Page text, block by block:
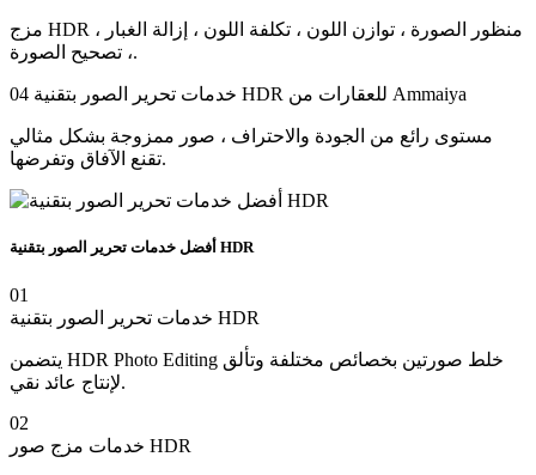
مزج HDR ، منظور الصورة ، توازن اللون ، تكلفة اللون ، إزالة الغبار
، تصحيح الصورة.
04 خدمات تحرير الصور بتقنية HDR للعقارات من Ammaiya
مستوى رائع من الجودة والاحتراف ، صور ممزوجة بشكل مثالي
تقنع الآفاق وتفرضها.
أفضل خدمات تحرير الصور بتقنية HDR
01
خدمات تحرير الصور بتقنية HDR
يتضمن HDR Photo Editing خلط صورتين بخصائص مختلفة وتألق
لإنتاج عائد نقي.
02
خدمات مزج صور HDR